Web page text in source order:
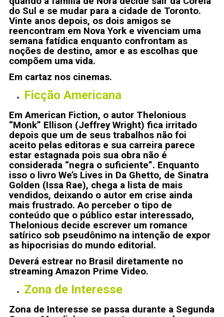
do Sul e se mudar para a cidade de Toronto.
Vinte anos depois, os dois amigos se
reencontram em Nova York e vivenciam uma
semana fatídica enquanto confrontam as
noções de destino, amor e as escolhas que
compõem uma vida.
Em cartaz nos cinemas.
Ficção Americana
Em American Fiction, o autor Thelonious
“Monk” Ellison (Jeffrey Wright) fica irritado
depois que um de seus trabalhos não foi
aceito pelas editoras e sua carreira parece
estar estagnada pois sua obra não é
considerada “negra o suficiente”. Enquanto
isso o livro We’s Lives in Da Ghetto, de Sinatra
Golden (Issa Rae), chega a lista de mais
vendidos, deixando o autor em crise ainda
mais frustrado. Ao perceber o tipo de
conteúdo que o público estar interessado,
Thelonious decide escrever um romance
satírico sob pseudônimo na intenção de expor
as hipocrisias do mundo editorial.
Deverá estrear no Brasil diretamente no
streaming Amazon Prime Video.
Zona de Interesse
Zona de Interesse se passa durante a Segunda